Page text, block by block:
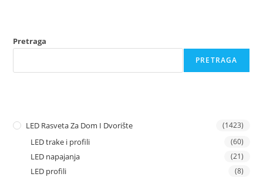
Pretraga
PRETRAGA
LED Rasveta Za Dom I Dvorište (1423)
LED trake i profili (60)
LED napajanja (21)
LED profili (8)